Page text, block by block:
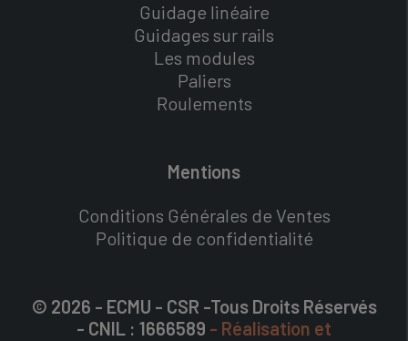
Guidage linéaire
Guidages sur rails
Les modules
Paliers
Roulements
Mentions
Conditions Générales de Ventes
Politique de confidentialité
© 2026 - ECMU - CSR -Tous Droits Réservés
- CNIL : 1666589 - Réalisation et